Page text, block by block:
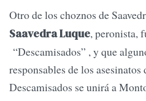
Otro de los choznos de
Saavedra Luque, peronista,
“Descamisados” , y que
responsables de los
Descamisados se unirá a